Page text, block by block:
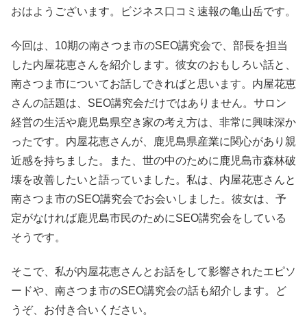
おはようございます。ビジネス口コミ速報の亀山岳です。
今回は、10期の南さつま市のSEO講究会で、部長を担当
した内屋花恵さんを紹介します。彼女のおもしろい話と、
南さつま市についてお話しできればと思います。内屋花恵
さんの話題は、SEO講究会だけではありません。サロン
経営の生活や鹿児島県空き家の考え方は、非常に興味深か
ったです。内屋花恵さんが、鹿児島県産業に関心があり親
近感を持ちました。また、世の中のために鹿児島市森林破
壊を改善したいと語っていました。私は、内屋花恵さんと
南さつま市のSEO講究会でお会いしました。彼女は、予
定がなければ鹿児島市民のためにSEO講究会をしている
そうです。
そこで、私が内屋花恵さんとお話をして影響されたエピソ
ードや、南さつま市のSEO講究会の話も紹介します。ど
うぞ、お付き合いください。